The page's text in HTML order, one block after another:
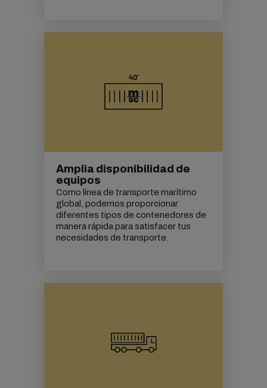
Amplia disponibilidad de
equipos
Como línea de transporte marítimo
global, podemos proporcionar
diferentes tipos de contenedores de
manera rápida para satisfacer tus
necesidades de transporte.